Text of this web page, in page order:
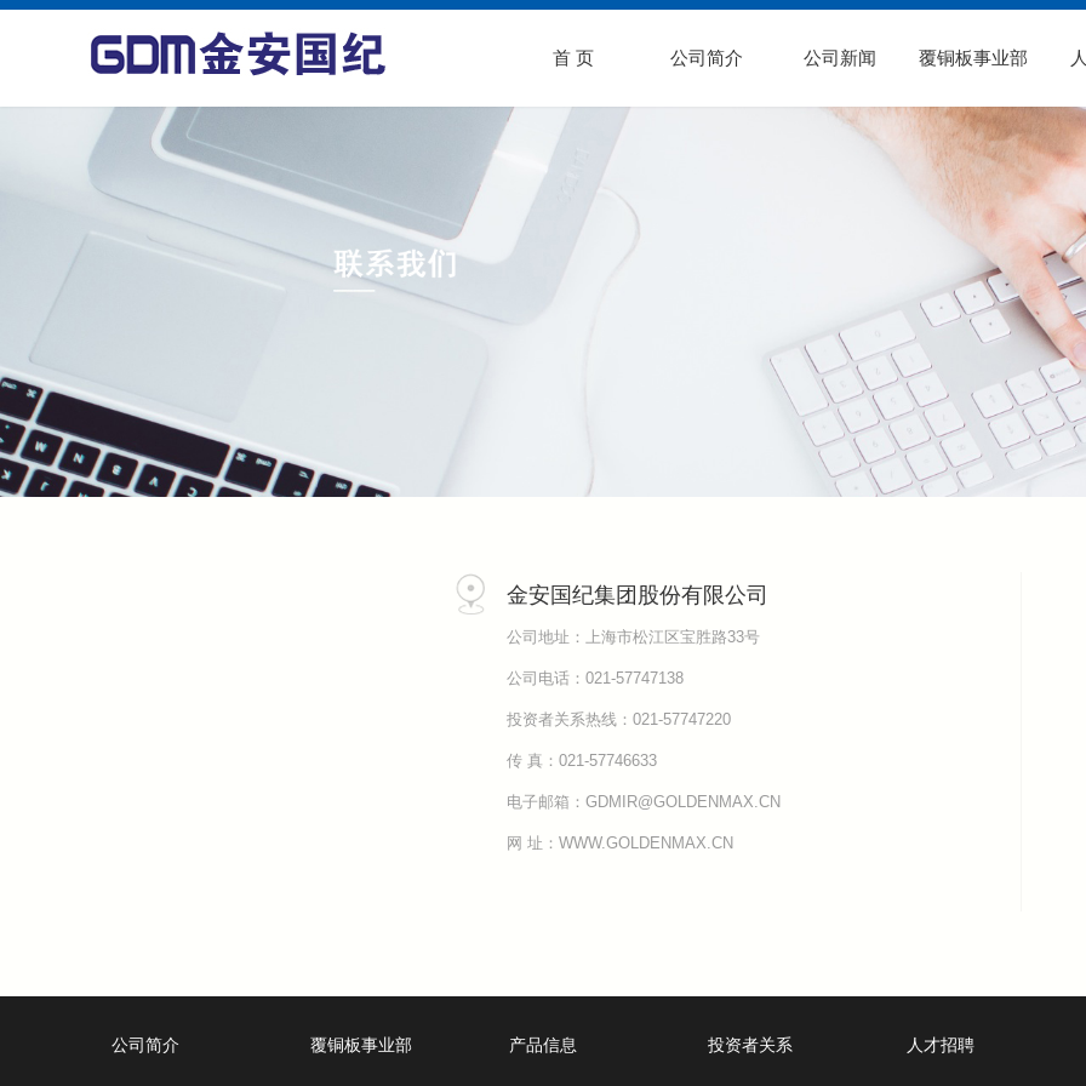
首 页 公司简介 公司新闻 覆铜板事业部
金安国纪集团股份有限公司
公司地址：上海市松江区宝胜路33号
公司电话：021-57747138
投资者关系热线：021-57747220
传 真：021-57746633
电子邮箱：GDMIR@GOLDENMAX.CN
网 址：WWW.GOLDENMAX.CN
公司简介 覆铜板事业部 产品信息 投资者关系 人才招聘